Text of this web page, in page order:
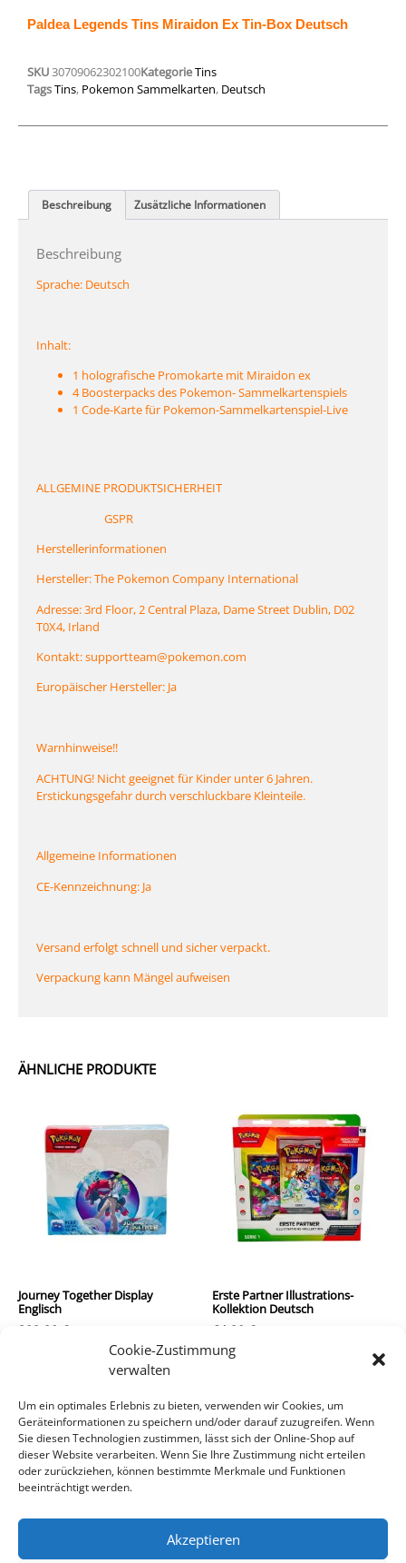
Cookie-Zustimmung
verwalten
Um ein optimales Erlebnis zu bieten, verwenden wir Cookies, um
Geräteinformationen zu speichern und/oder darauf zuzugreifen. Wenn
Sie diesen Technologien zustimmen, lässt sich der Online-Shop auf
dieser Website verarbeiten. Wenn Sie Ihre Zustimmung nicht erteilen
oder zurückziehen, können bestimmte Merkmale und Funktionen
beeinträchtigt werden.
Akzeptieren
ÄHNLICHE PRODUKTE
Journey Together Display
Englisch
209,90 €
In den Warenkorb
Erste Partner Illustrations-
Kollektion Deutsch
64,90 €
inkl. MwSt.
In den Warenkorb
Paldea Legends Tins Miraidon Ex Tin-Box Deutsch
SKU30709062302100KategorieTins
TagsTins, Pokemon Sammelkarten, Deutsch
Beschreibung Zusätzliche Informationen
Beschreibung
Sprache: Deutsch
Inhalt:
1 holografische Promokarte mit Miraidon ex
4 Boosterpacks des Pokemon- Sammelkartenspiels
1 Code-Karte für Pokemon-Sammelkartenspiel-Live
ALLGEMINE PRODUKTSICHERHEIT
GSPR
Herstellerinformationen
Hersteller: The Pokemon Company International
Adresse: 3rd Floor, 2 Central Plaza, Dame Street Dublin, D02
T0X4, Irland
Kontakt: supportteam@pokemon.com
Europäischer Hersteller: Ja
Warnhinweise!!
ACHTUNG! Nicht geeignet für Kinder unter 6 Jahren.
Erstickungsgefahr durch verschluckbare Kleinteile.
Allgemeine Informationen
CE-Kennzeichnung: Ja
Versand erfolgt schnell und sicher verpackt.
Verpackung kann Mängel aufweisen